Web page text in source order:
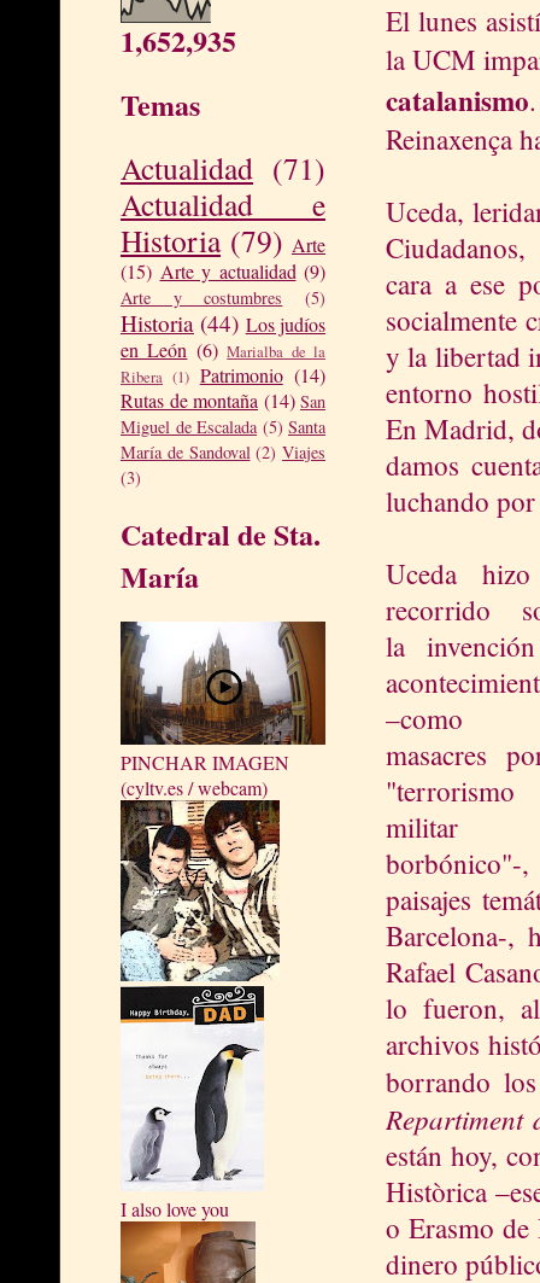
1,652,935
Temas
Actualidad (71)
Actualidad e
Historia (79) Arte
(15) Arte y actualidad (9)
Arte y costumbres (5)
Historia (44) Los judíos
en León (6) Marialba de la
Ribera (1) Patrimonio (14)
Rutas de montaña (14) San
Miguel de Escalada (5) Santa
María de Sandoval (2) Viajes
(3)
Catedral de Sta.
María
PINCHAR IMAGEN
(cyltv.es / webcam)
I also love you
El lunes
la UCM
catalanismo
Reinaxença
Uceda,
cara a ese
socialmente
y la libertad
entorno
En Madrid,
damos
luchando
Uceda
recorrido
la
–como
masacres
"terrorismo
militar
borbónico"-
paisajes
Barcelona-,
Rafael
lo fueron,
archivos
borrando
Repartiment
están hoy,
Històrica
o Erasmo de
dinero